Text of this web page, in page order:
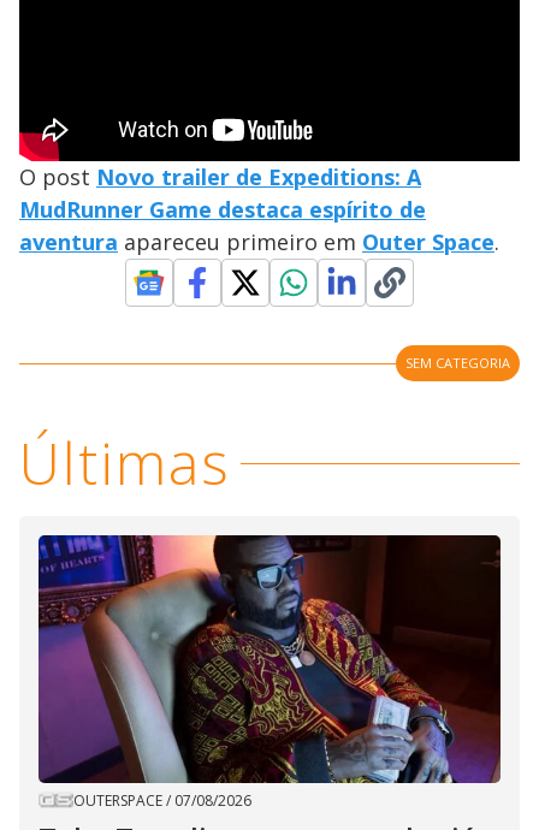
O post Novo trailer de Expeditions: A
MudRunner Game destaca espírito de
aventura apareceu primeiro em Outer Space.
SEM CATEGORIA
Últimas
OUTERSPACE/ 07/08/2026